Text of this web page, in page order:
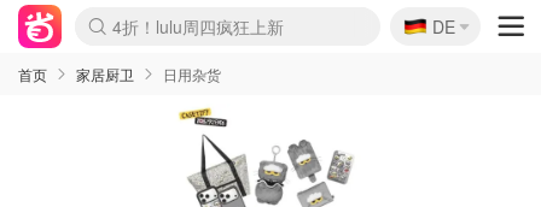
Boticinal 夏促开抢！
4折！lulu周四疯狂上新
还没结束！&OtherStories大促
Joybuy变相75折 随时失效
速领！Stanley独家85折
疑似霸哥！Camper额外叠85折
Zalando 奥莱闪促！每日更新
Moncler反季囤！5折起+叠9折
Coach Brooklyn仅€192
🇩🇪
DE
首页 家居厨卫 日用杂货